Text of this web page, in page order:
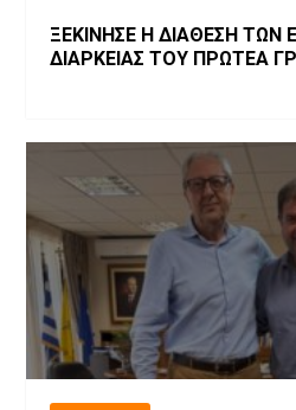
ΞΕΚΙΝΗΣΕ Η ΔΙΑΘΕΣΗ ΤΩΝ
ΔΙΑΡΚΕΙΑΣ ΤΟΥ ΠΡΩΤΕΑ